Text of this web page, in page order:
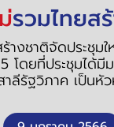
รวมไทยส
างชาติจัดประชุ
โดยที่ประชุมได้มี
ลีรัฐวิภาค เป็นหั